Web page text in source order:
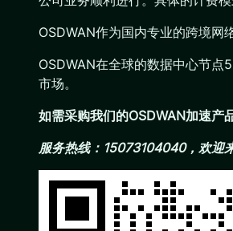
OSDWAN作为国内专业的跨境网
OSDWAN在全球的数据中心节点
市场。
如需采购我们的OSDWAN加速产
服务热线：15073104040，欢迎